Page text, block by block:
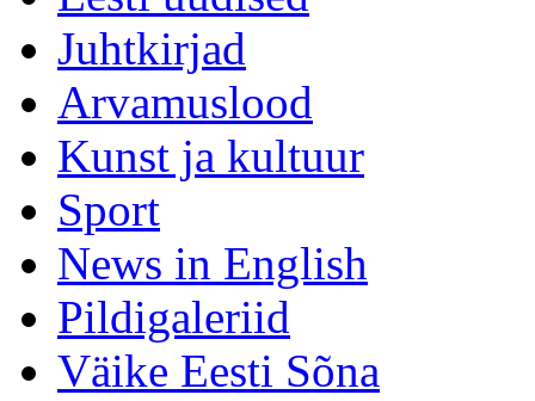
Juhtkirjad
Arvamuslood
Kunst ja kultuur
Sport
News in English
Pildigaleriid
Väike Eesti Sõna